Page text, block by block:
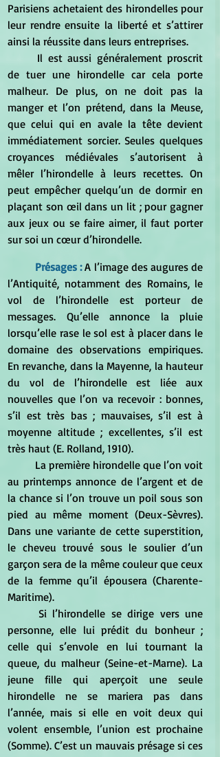
Parisiens achetaient des hirondelles pour
leur rendre ensuite la liberté et s’attirer
ainsi la réussite dans leurs entreprises.
de tuer une hirondelle car cela porte
malheur. De plus, on ne doit pas la
manger et l’on prétend, dans la Meuse,
que celui qui en avale la tête devient
immédiatement sorcier. Seules quelques
croyances médiévales s’autorisent à
mêler l’hirondelle à leurs recettes. On
peut empêcher quelqu’un de dormir en
plaçant son œil dans un lit ; pour gagner
aux jeux ou se faire aimer, il faut porter
sur soi un cœur d’hirondelle.
Présages : A l’image des augures de
l’Antiquité, notamment des Romains, le
vol de l’hirondelle est porteur de
messages. Qu’elle annonce la pluie
lorsqu’elle rase le sol est à placer dans le
domaine des observations empiriques.
En revanche, dans la Mayenne, la hauteur
du vol de l’hirondelle est liée aux
nouvelles que l’on va recevoir : bonnes,
s’il est très bas ; mauvaises, s’il est à
moyenne altitude ; excellentes, s’il est
très haut (E. Rolland, 1910).
au printemps annonce de l’argent et de
la chance si l’on trouve un poil sous son
pied au même moment (Deux-Sèvres).
Dans une variante de cette superstition,
le cheveu trouvé sous le soulier d’un
garçon sera de la même couleur que ceux
de la femme qu’il épousera (Charente-
Maritime).
personne, elle lui prédit du bonheur ;
celle qui s’envole en lui tournant la
queue, du malheur (Seine-et-Marne). La
jeune fille qui aperçoit une seule
hirondelle ne se mariera pas dans
l’année, mais si elle en voit deux qui
volent ensemble, l’union est prochaine
(Somme). C’est un mauvais présage si ces